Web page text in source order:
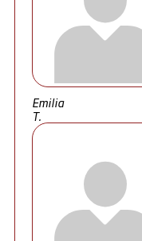
Emilia
T.